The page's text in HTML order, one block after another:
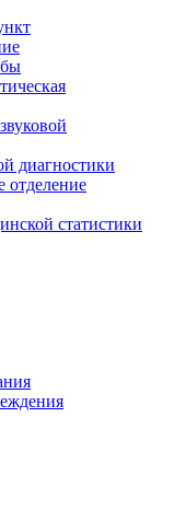
диагностики
отделение
статистики